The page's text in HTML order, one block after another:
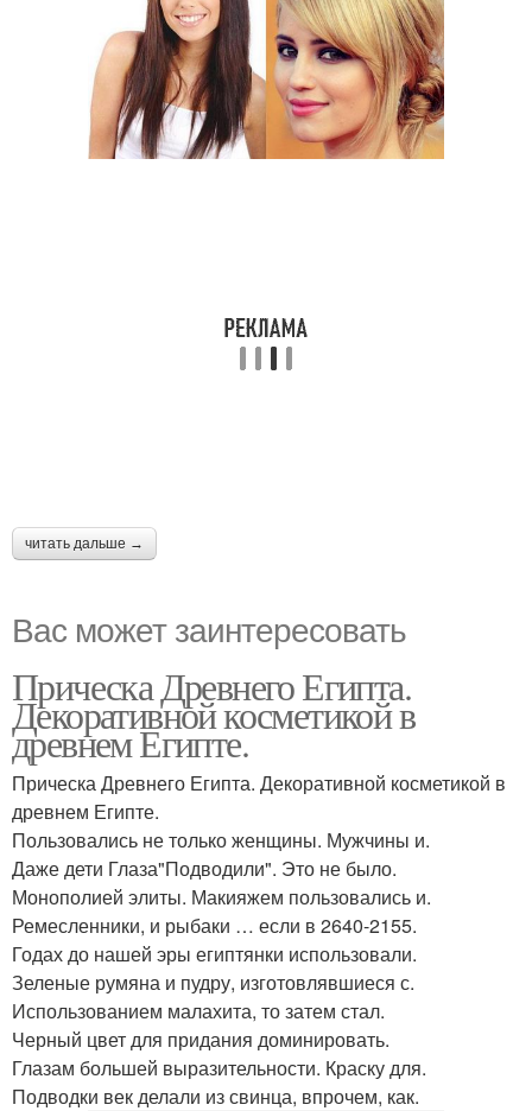
читать дальше →
Вас может заинтересовать
Прическа Древнего Египта.
Декоративной косметикой в
древнем Египте.
Прическа Древнего Египта. Декоративной косметикой в
древнем Египте.
Пользовались не только женщины. Мужчины и.
Даже дети Глаза"Подводили". Это не было.
Монополией элиты. Макияжем пользовались и.
Ремесленники, и рыбаки … если в 2640-2155.
Годах до нашей эры египтянки использовали.
Зеленые румяна и пудру, изготовлявшиеся с.
Использованием малахита, то затем стал.
Черный цвет для придания доминировать.
Глазам большей выразительности. Краску для.
Подводки век делали из свинца, впрочем, как.